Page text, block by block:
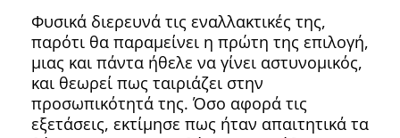
Φυσικά διερευνά τις εναλλακτικές της,
παρότι θα παραμείνει η πρώτη της επιλογή,
μιας και πάντα ήθελε να γίνει αστυνομικός,
και θεωρεί πως ταιριάζει στην
προσωπικότητά της. Όσο αφορά τις
εξετάσεις, εκτίμησε πως ήταν απαιτητικά τα